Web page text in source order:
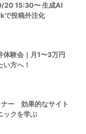
20 15:30〜 生成AI
で投稿外注化
体験会｜月1〜3万円
方へ！
ー 効果的なサイト
ックを学ぶ